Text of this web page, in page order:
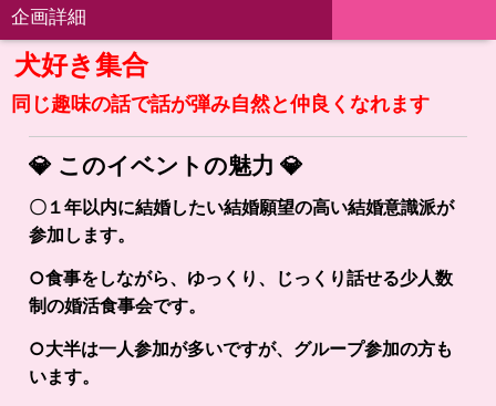
企画詳細
犬好き集合
同じ趣味の話で話が弾み自然と仲良くなれます
💎 このイベントの魅力 💎
〇１年以内に結婚したい結婚願望の高い結婚意識派が
参加します。
○食事をしながら、ゆっくり、じっくり話せる少人数
制の婚活食事会です。
○大半は一人参加が多いですが、グループ参加の方も
います。